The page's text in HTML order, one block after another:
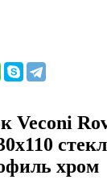
Veconi
хром